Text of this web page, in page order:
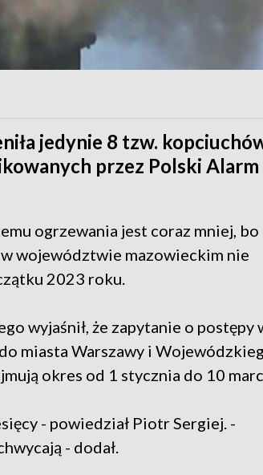
jedynie 8 tzw.
przez Polski Alarm
ogrzewania jest coraz mniej, bo
województwie mazowieckim nie
2023 roku.
wyjaśnił, że zapytanie o postępy
miasta Warszawy i
okres od 1 stycznia do 10
- powiedział Piotr Sergiej. -
- dodał.